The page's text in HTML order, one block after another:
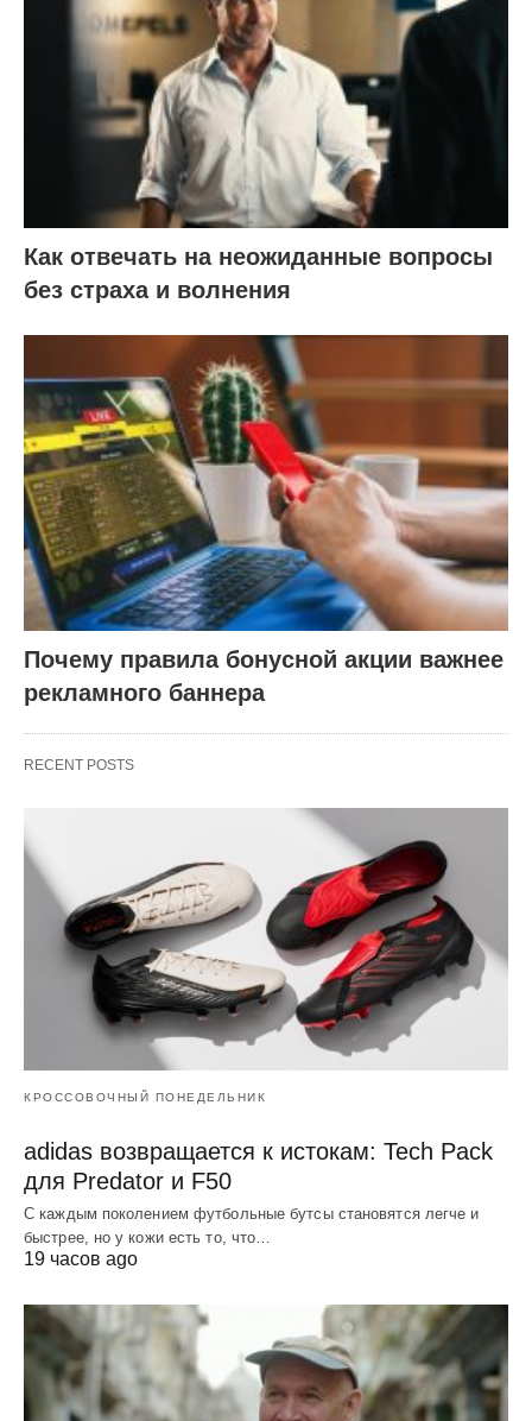
Как отвечать на неожиданные вопросы
без страха и волнения
Почему правила бонусной акции важнее
рекламного баннера
RECENT POSTS
КРОССОВОЧНЫЙ ПОНЕДЕЛЬНИК
adidas возвращается к истокам: Tech Pack
для Predator и F50
С каждым поколением футбольные бутсы становятся легче и
быстрее, но у кожи есть то, что…
19 часов ago